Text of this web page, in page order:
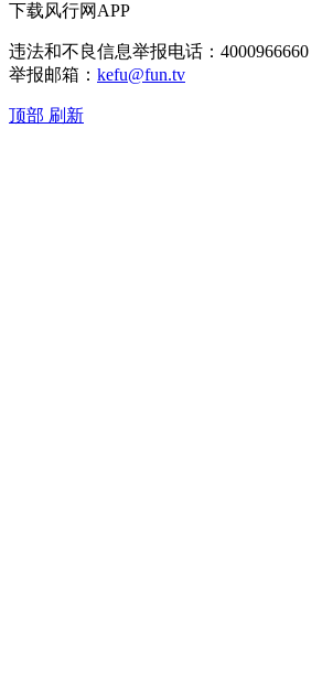
下载风行网APP
违法和不良信息举报电话：4000966660
举报邮箱： kefu@fun.tv
顶部 刷新